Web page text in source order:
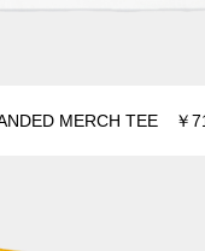
MERCH TEE ￥